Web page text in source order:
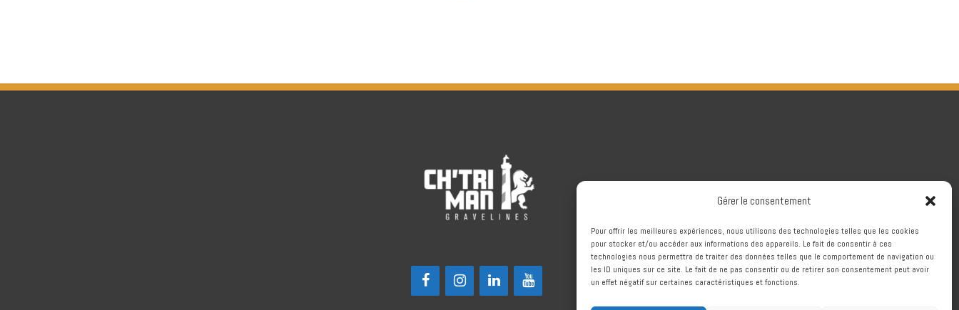
Gérer le consentement
Pour offrir les meilleures expériences, nous utilisons des technologies telles que les cookies
pour stocker et/ou accéder aux informations des appareils. Le fait de consentir à ces
technologies nous permettra de traiter des données telles que le comportement de navigation ou
les ID uniques sur ce site. Le fait de ne pas consentir ou de retirer son consentement peut avoir
un effet négatif sur certaines caractéristiques et fonctions.